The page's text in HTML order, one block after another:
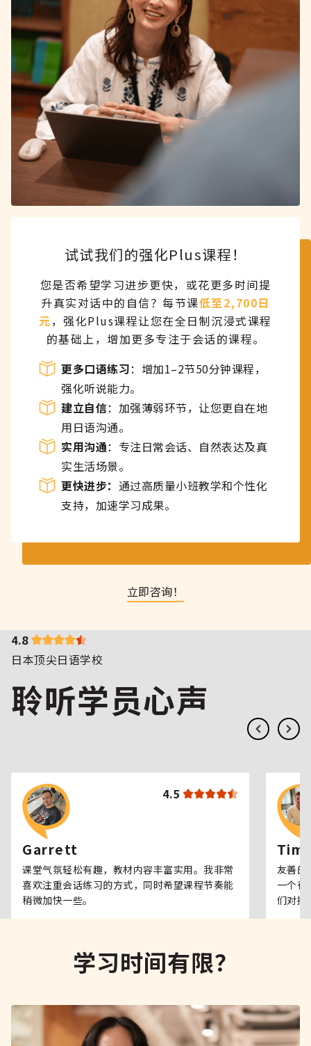
试试我们的强化Plus课程！
您是否希望学习进步更快，或花更多时间提
升真实对话中的自信？每节课低至2,700日
元，强化Plus课程让您在全日制沉浸式课程
的基础上，增加更多专注于会话的课程。
更多口语练习：增加1–2节50分钟课程，
强化听说能力。
建立自信：加强薄弱环节，让您更自在地
用日语沟通。
实用沟通：专注日常会话、自然表达及真
实生活场景。
更快进步： 通过高质量小班教学和个性化
支持，加速学习成果。
立即咨询！
4.8
日本顶尖日语学校
聆听学员心声
4.5
Garrett
课堂气氛轻松有趣，教材内容丰富实用。我非常
喜欢注重会话练习的方式，同时希望课程节奏能
稍微加快一些。
友善的
一个很
们对提
学习时间有限？